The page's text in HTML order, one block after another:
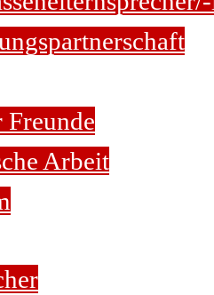
Freunde
Arbeit